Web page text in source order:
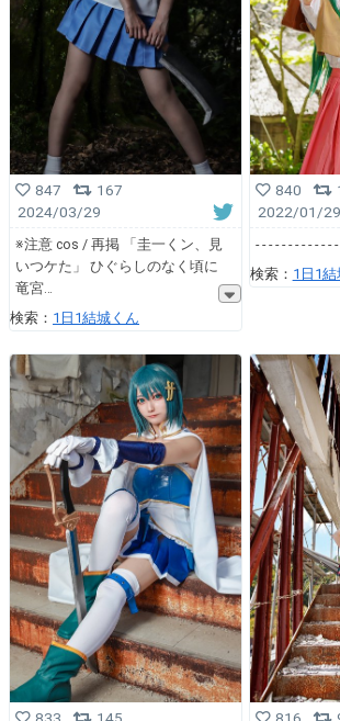
847
167
2024/03/29
※注意 cos / 再掲 「圭一くン、見
いつケた」 ひぐらしのなく頃に
竜宮
検索： 1日1結城くん
840
2022/01/29
- - - - - - - - - -
検索： 1日1
833
145
816